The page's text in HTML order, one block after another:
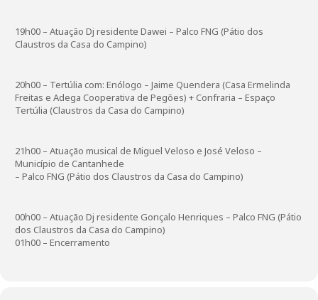
19h00 – Atuação Dj residente Dawei – Palco FNG (Pátio dos
Claustros da Casa do Campino)
20h00 – Tertúlia com: Enólogo – Jaime Quendera (Casa Ermelinda
Freitas e Adega Cooperativa de Pegões) + Confraria – Espaço
Tertúlia (Claustros da Casa do Campino)
21h00 – Atuação musical de Miguel Veloso e José Veloso –
Município de Cantanhede
– Palco FNG (Pátio dos Claustros da Casa do Campino)
00h00 – Atuação Dj residente Gonçalo Henriques – Palco FNG (Pátio
dos Claustros da Casa do Campino)
01h00 – Encerramento